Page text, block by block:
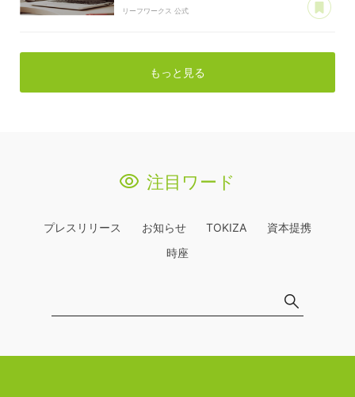
リーフワークス 公式
もっと見る
注目ワード
プレスリリース お知らせ TOKIZA
資本提携
時座